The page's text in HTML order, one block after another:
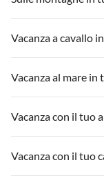
Vacanza a cavallo
Vacanza al mare
Vacanza con il tuo
Vacanza con il tuo